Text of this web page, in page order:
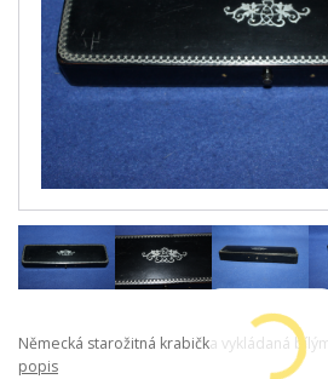
Německá starožitná krabička vykládaná
popis